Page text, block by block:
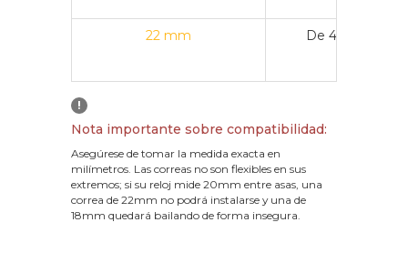
22 mm De 43 mm a
!
Nota importante sobre compatibilidad:
Asegúrese de tomar la medida exacta en
milímetros. Las correas no son flexibles en sus
extremos; si su reloj mide 20mm entre asas, una
correa de 22mm no podrá instalarse y una de
18mm quedará bailando de forma insegura.